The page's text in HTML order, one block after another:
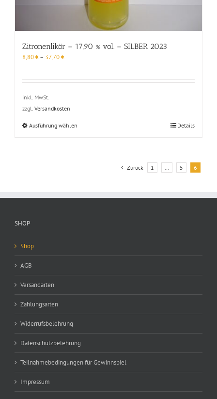
Zitronenlikör – 17,90 % vol. – SILBER 2023
8,80€– 37,70€
inkl. MwSt.
zzgl. Versandkosten
Ausführung wählen
können
Details
Zurück 1 5 6
SHOP
Shop
AGB
Versandarten
Zahlungsarten
Widerrufsbelehrung
Datenschutzbelehrung
Teilnahmebedingungen für Gewinnspiel
Impressum